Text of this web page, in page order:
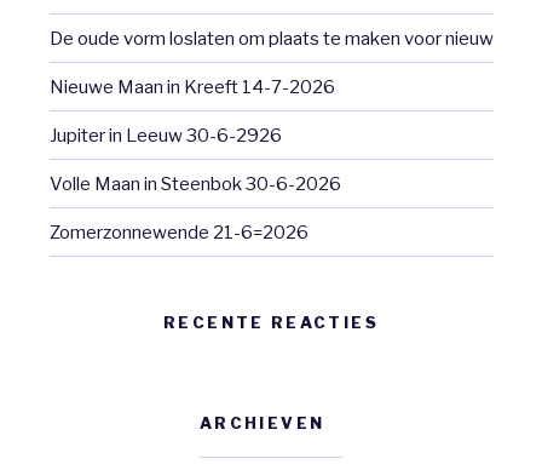
De oude vorm loslaten om plaats te maken voor nieuw
Nieuwe Maan in Kreeft 14-7-2026
Jupiter in Leeuw 30-6-2926
Volle Maan in Steenbok 30-6-2026
Zomerzonnewende 21-6=2026
RECENTE REACTIES
ARCHIEVEN